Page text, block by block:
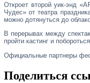
Откроет второй уик-энд
Чудес» от театра
можно дотянуться до
В перерывах между
пройти кастинг и
Официальные партнеры
Поделиться